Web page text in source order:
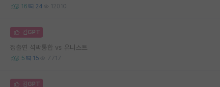
16 24 12010
김GPT
정출연 석박통합 vs 유니스트
5 15 7717
김GPT